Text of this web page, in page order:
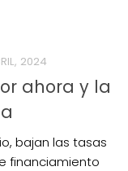
2024
ahora y la
bajan las tasas
financiamiento